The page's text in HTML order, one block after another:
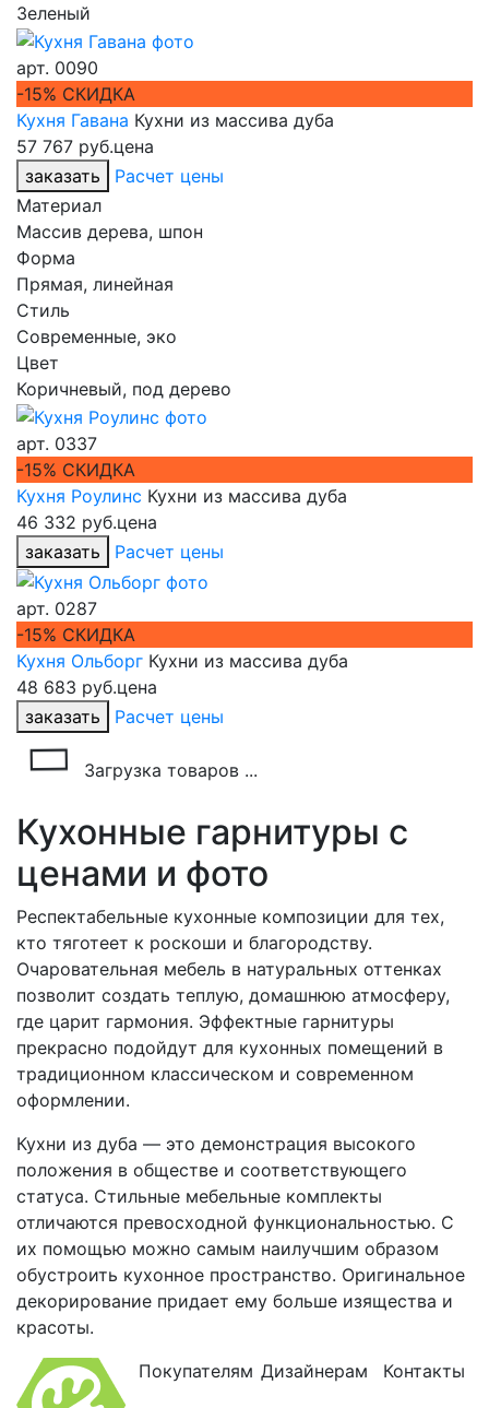
Зеленый
арт. 0090
-15% СКИДКА
Кухня Гавана Кухни из массива дуба
57 767 руб.цена
заказать
Расчет цены
Материал
Массив дерева, шпон
Форма
Прямая, линейная
Стиль
Современные, эко
Цвет
Коричневый, под дерево
арт. 0337
-15% СКИДКА
Кухня Роулинс Кухни из массива дуба
46 332 руб.цена
заказать
Расчет цены
арт. 0287
-15% СКИДКА
Кухня Ольборг Кухни из массива дуба
48 683 руб.цена
заказать
Расчет цены
Загрузка товаров ...
Кухонные гарнитуры с
ценами и фото
Респектабельные кухонные композиции для тех,
кто тяготеет к роскоши и благородству.
Очаровательная мебель в натуральных оттенках
позволит создать теплую, домашнюю атмосферу,
где царит гармония. Эффектные гарнитуры
прекрасно подойдут для кухонных помещений в
традиционном классическом и современном
оформлении.
Кухни из дуба — это демонстрация высокого
положения в обществе и соответствующего
статуса. Стильные мебельные комплекты
отличаются превосходной функциональностью. С
их помощью можно самым наилучшим образом
обустроить кухонное пространство. Оригинальное
декорирование придает ему больше изящества и
красоты.
Покупателям Дизайнерам Контакты